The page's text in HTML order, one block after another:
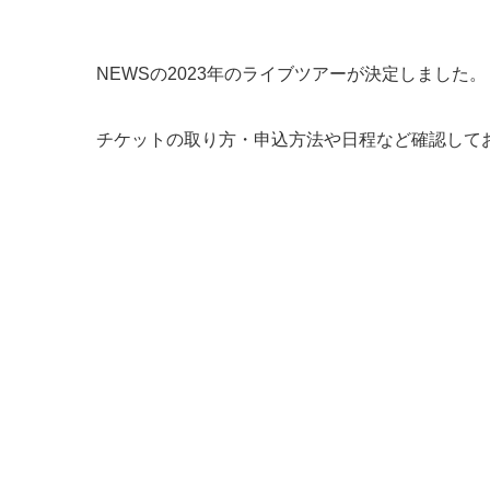
NEWSの2023年のライブツアーが決定しました。
チケットの取り方・申込方法や日程など確認して